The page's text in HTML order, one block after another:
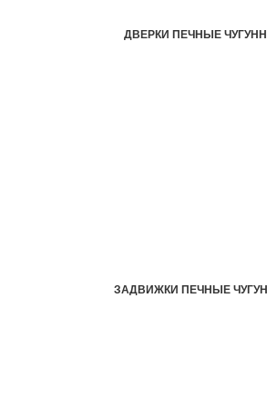
ДВЕРКИ ПЕЧНЫЕ
ЗАДВИЖКИ ПЕЧНЫЕ